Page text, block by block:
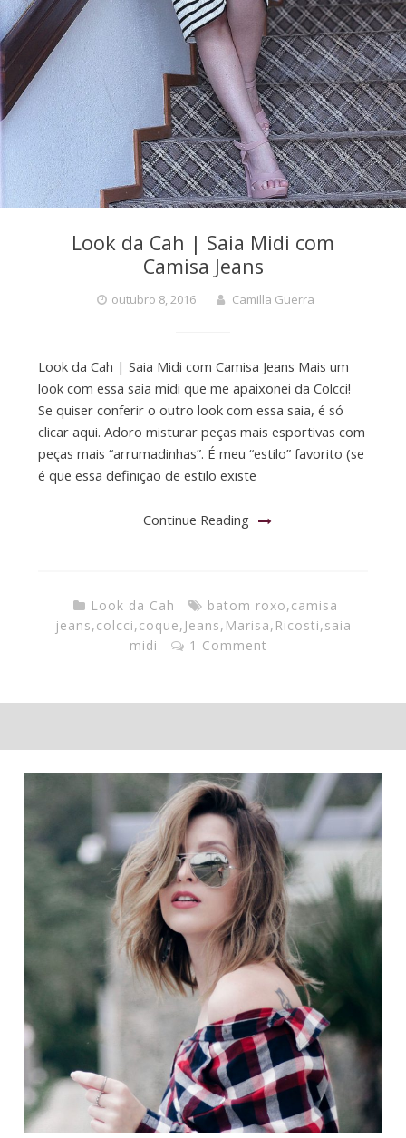
Look da Cah | Saia Midi com
Camisa Jeans
outubro 8, 2016 Camilla Guerra
Look da Cah | Saia Midi com Camisa Jeans Mais um
look com essa saia midi que me apaixonei da Colcci!
Se quiser conferir o outro look com essa saia, é só
clicar aqui. Adoro misturar peças mais esportivas com
peças mais “arrumadinhas”. É meu “estilo” favorito (se
é que essa definição de estilo existe
Continue Reading
Look da Cah batom roxo,camisa
jeans,colcci,coque, Jeans, Marisa, Ricosti,saia
midi
1 Comment